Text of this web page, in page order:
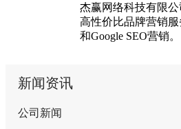
杰赢网络科技有限
高性价比品牌营销
和Google SEO营销。
新闻资讯
公司新闻